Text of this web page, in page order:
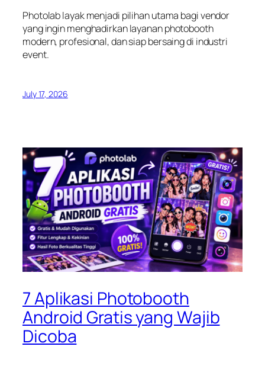
Photolab layak menjadi pilihan utama bagi vendor
yang ingin menghadirkan layanan photobooth
modern, profesional, dan siap bersaing di industri
event.
July 17, 2026
7 Aplikasi Photobooth
Android Gratis yang Wajib
Dicoba